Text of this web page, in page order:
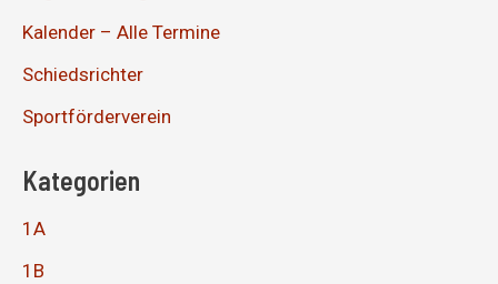
Kalender – Alle Termine
Schiedsrichter
Sportförderverein
Kategorien
1A
1B